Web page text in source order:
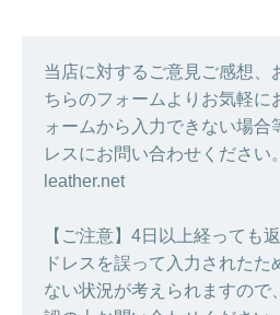
当店に対するご意見ご感想、
ちらのフォームよりお気軽に
ォームから入力できない場合
レスにお問い合わせください
leather.net
【ご注意】4日以上経っても
ドレスを誤って入力されたた
ない状況が考えられますので